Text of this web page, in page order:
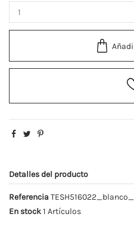
Detalles del producto
Referencia
En stock1 Artículos